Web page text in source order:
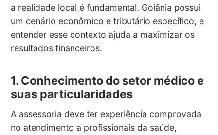
a realidade local é fundamental. Goiânia possui
um cenário econômico e tributário específico, e
entender esse contexto ajuda a maximizar os
resultados financeiros.
1. Conhecimento do setor médico e
suas particularidades
A assessoria deve ter experiência comprovada
no atendimento a profissionais da saúde,